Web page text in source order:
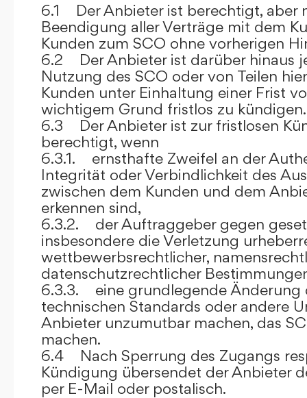
6.1 Der Anbieter ist berechtigt, aber
Beendigung aller Verträge mit dem
Kunden zum SCO ohne vorherigen
6.2 Der Anbieter ist darüber hinaus
Nutzung des SCO oder von Teilen
Kunden unter Einhaltung einer Frist
wichtigem Grund fristlos zu kündigen.
6.3 Der Anbieter ist zur fristlosen
berechtigt, wenn
6.3.1. ernsthafte Zweifel an der
Integrität oder Verbindlichkeit des
zwischen dem Kunden und dem
erkennen sind,
6.3.2. der Auftraggeber gegen
insbesondere die Verletzung
wettbewerbsrechtlicher,
datenschutzrechtlicher
6.3.3. eine grundlegende Änderung
technischen Standards oder andere
Anbieter unzumutbar machen, das
machen.
6.4 Nach Sperrung des Zugangs
Kündigung übersendet der Anbieter
per E-Mail oder postalisch.